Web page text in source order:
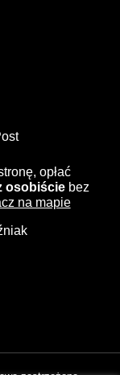
opłać
osobiście bez
na mapie